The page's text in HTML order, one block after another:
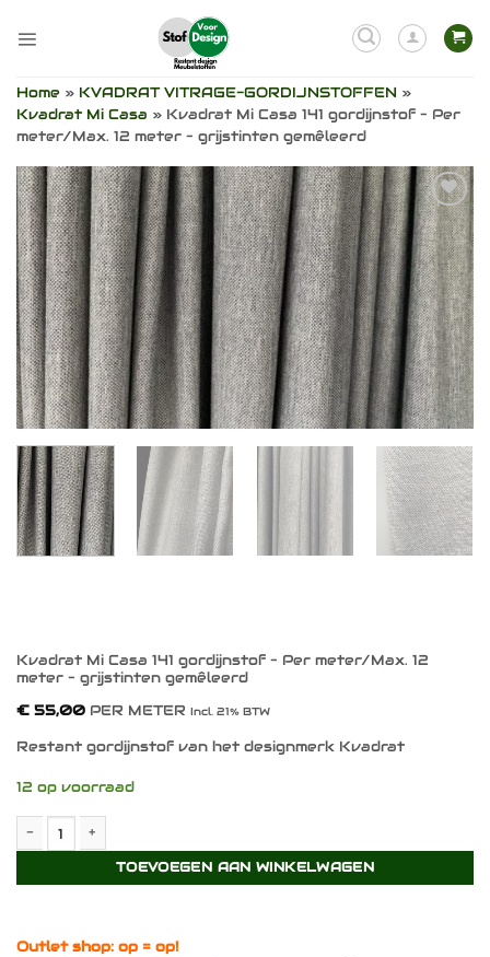
naar
Home » KVADRAT VITRAGE-GORDIJNSTOFFEN »
Kvadrat Mi Casa » Kvadrat Mi Casa 141 gordijnstof – Per
meter/Max. 12 meter – grijstinten gemêleerd
Toevoegen
aan
verlanglijst
Kvadrat Mi Casa 141 gordijnstof – Per meter/Max. 12
meter – grijstinten gemêleerd
€ 55,00 PER METER Incl. 21% BTW
Restant gordijnstof van het designmerk Kvadrat
12 op voorraad
Kvadrat Mi Casa 141 gordijnstof - Per meter/Max. 12 meter -
TOEVOEGEN AAN WINKELWAGEN
Outlet shop: op = op!